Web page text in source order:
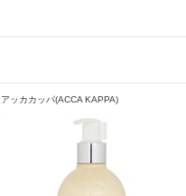
アッカカッパ(ACCA KAPPA)